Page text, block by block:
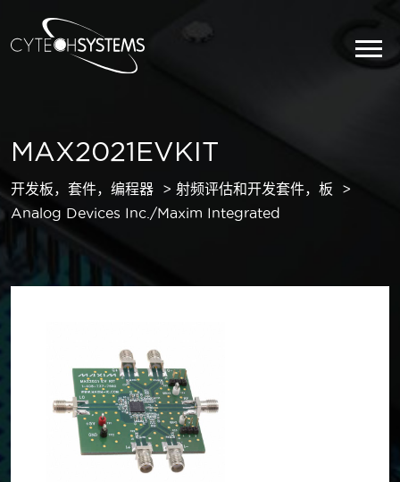
MAX2021EVKIT
开发板，套件，编程器
射频评估和开发套件，板
Analog Devices Inc./Maxim Integrated